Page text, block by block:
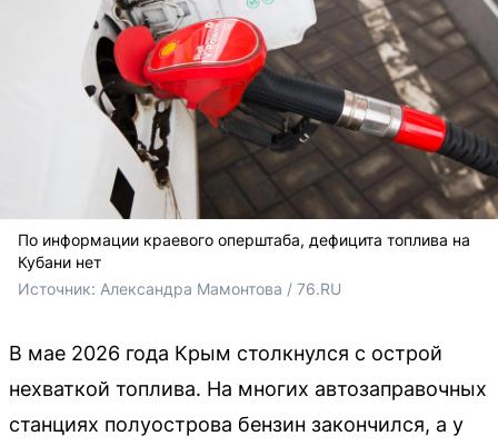
По информации краевого оперштаба, дефицита топлива на
Кубани нет
Источник: Александра Мамонтова / 76.RU
В мае 2026 года Крым столкнулся с острой
нехваткой топлива. На многих автозаправочных
станциях полуострова бензин закончился, а у